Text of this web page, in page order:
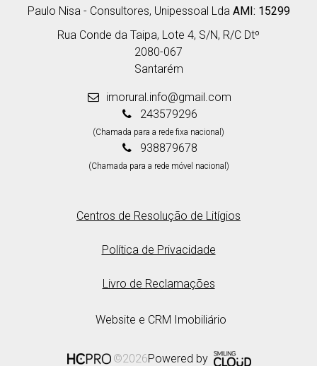
Paulo Nisa - Consultores, Unipessoal Lda AMI: 15299
Rua Conde da Taipa, Lote 4, S/N, R/C Dtº
2080-067
Santarém
imorural.info@gmail.com
243579296
(Chamada para a rede fixa nacional)
938879678
(Chamada para a rede móvel nacional)
Centros de Resolução de Litígios
Política de Privacidade
Livro de Reclamações
Website e CRM Imobiliário
©2026Powered by